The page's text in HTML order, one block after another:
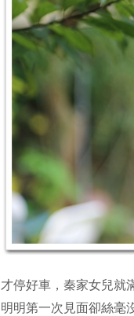
才停好車，秦家女兒就
明明第一次見面卻絲毫